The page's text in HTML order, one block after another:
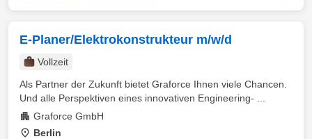
E-Planer/Elektrokonstrukteur m/w/d
Vollzeit
Als Partner der Zukunft bietet Graforce Ihnen viele Chancen.
Und alle Perspektiven eines innovativen Engineering- ...
Graforce GmbH
Berlin